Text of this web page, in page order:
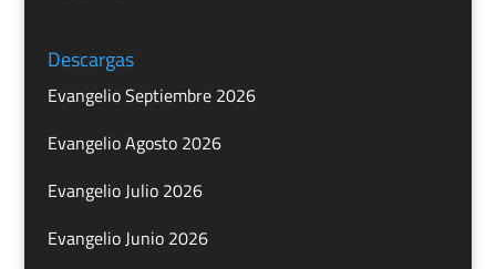
Descargas
Evangelio Septiembre 2026
Evangelio Agosto 2026
Evangelio Julio 2026
Evangelio Junio 2026